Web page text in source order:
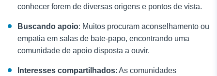
conhecer forem de diversas origens e pontos de vista.
Buscando apoio: Muitos procuram aconselhamento ou
empatia em salas de bate-papo, encontrando uma
comunidade de apoio disposta a ouvir.
Interesses compartilhados: As comunidades